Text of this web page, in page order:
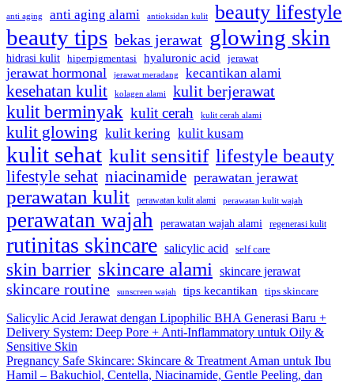
anti aging anti aging alami antioksidan kulit beauty lifestyle
beauty tips bekas jerawat glowing skin
hidrasi kulit hiperpigmentasi hyaluronic acid jerawat
jerawat hormonal jerawat meradang kecantikan alami
kesehatan kulit kolagen alami kulit berjerawat
kulit berminyak kulit cerah kulit cerah alami
kulit glowing kulit kering kulit kusam
kulit sehat kulit sensitif lifestyle beauty
lifestyle sehat niacinamide perawatan jerawat
perawatan kulit perawatan kulit alami perawatan kulit wajah
perawatan wajah perawatan wajah alami regenerasi kulit
rutinitas skincare salicylic acid self care
skin barrier skincare alami skincare jerawat
skincare routine sunscreen wajah tips kecantikan tips skincare
Salicylic Acid Jerawat dengan Lipophilic BHA Generasi Baru +
Delivery System: Deep Pore + Anti-Inflammatory untuk Oily &
Sensitive Skin
Pregnancy Safe Skincare: Skincare & Treatment Aman untuk Ibu
Hamil – Bakuchiol, Centella, Niacinamide, Gentle Peeling, dan